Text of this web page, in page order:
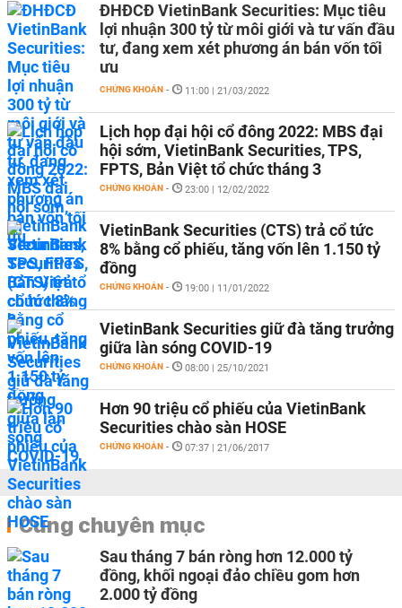
ĐHĐCĐ VietinBank Securities: Mục tiêu
lợi nhuận 300 tỷ từ môi giới và tư vấn đầu
tư, đang xem xét phương án bán vốn tối
ưu
CHỨNG KHOÁN - 11:00 | 21/03/2022
Lịch họp đại hội cổ đông 2022: MBS đại
hội sớm, VietinBank Securities, TPS,
FPTS, Bản Việt tổ chức tháng 3
CHỨNG KHOÁN - 23:00 | 12/02/2022
VietinBank Securities (CTS) trả cổ tức
8% bằng cổ phiếu, tăng vốn lên 1.150 tỷ
đồng
CHỨNG KHOÁN - 19:00 | 11/01/2022
VietinBank Securities giữ đà tăng trưởng
giữa làn sóng COVID-19
CHỨNG KHOÁN - 08:00 | 25/10/2021
Hơn 90 triệu cổ phiếu của VietinBank
Securities chào sàn HOSE
CHỨNG KHOÁN - 07:37 | 21/06/2017
Cùng chuyên mục
Sau tháng 7 bán ròng hơn 12.000 tỷ
đồng, khối ngoại đảo chiều gom hơn
2.000 tỷ đồng